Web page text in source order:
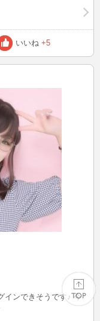
ールお待ちしていま
いいね +5
インできそうです♪ 今